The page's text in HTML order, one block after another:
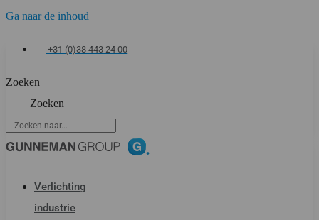
Ga naar de inhoud
+31 (0)38 443 24 00
Zoeken
Zoeken
Verlichting
industrie